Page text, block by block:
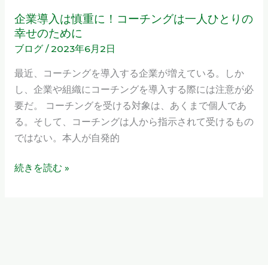
月
開
催
お
知
ら
せ
企業導入は慎重に！コーチングは一人ひとりの
幸せのために
ブログ/2023年6月2日
最近、コーチングを導入する企業が増えている。しか
し、企業や組織にコーチングを導入する際には注意が必
要だ。 コーチングを受ける対象は、あくまで個人であ
る。そして、コーチングは人から指示されて受けるもの
ではない。本人が自発的
企
業
導
入
は
慎
重
に！
ー
続きを読む »